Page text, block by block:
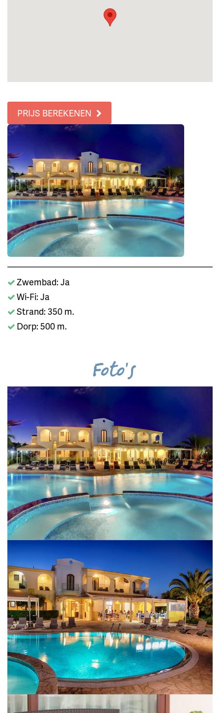
PRIJS BEREKENEN
Zwembad: Ja
Wi-Fi: Ja
Strand: 350 m.
Dorp: 500 m.
Foto's